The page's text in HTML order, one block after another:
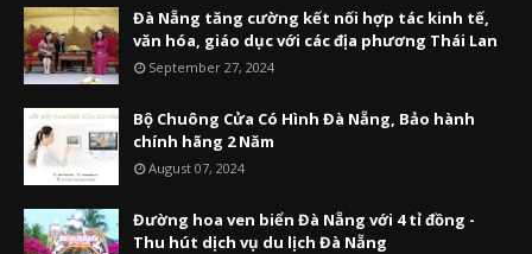
Đà Nẵng tăng cường kết nối hợp tác kinh tế,
văn hóa, giáo dục với các địa phương Thái Lan
September 27, 2024
Bộ Chuông Cửa Có Hình Đà Nẵng, Bảo hành
chính hãng 2 Năm
August 07, 2024
Đường hoa ven biển Đà Nẵng với 4 tỉ đồng -
Thu hút dịch vụ du lịch Đà Nẵng